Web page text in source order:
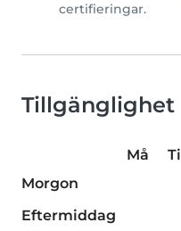
certifieringar.
Tillgänglighet
Må Ti
Morgon
Eftermiddag